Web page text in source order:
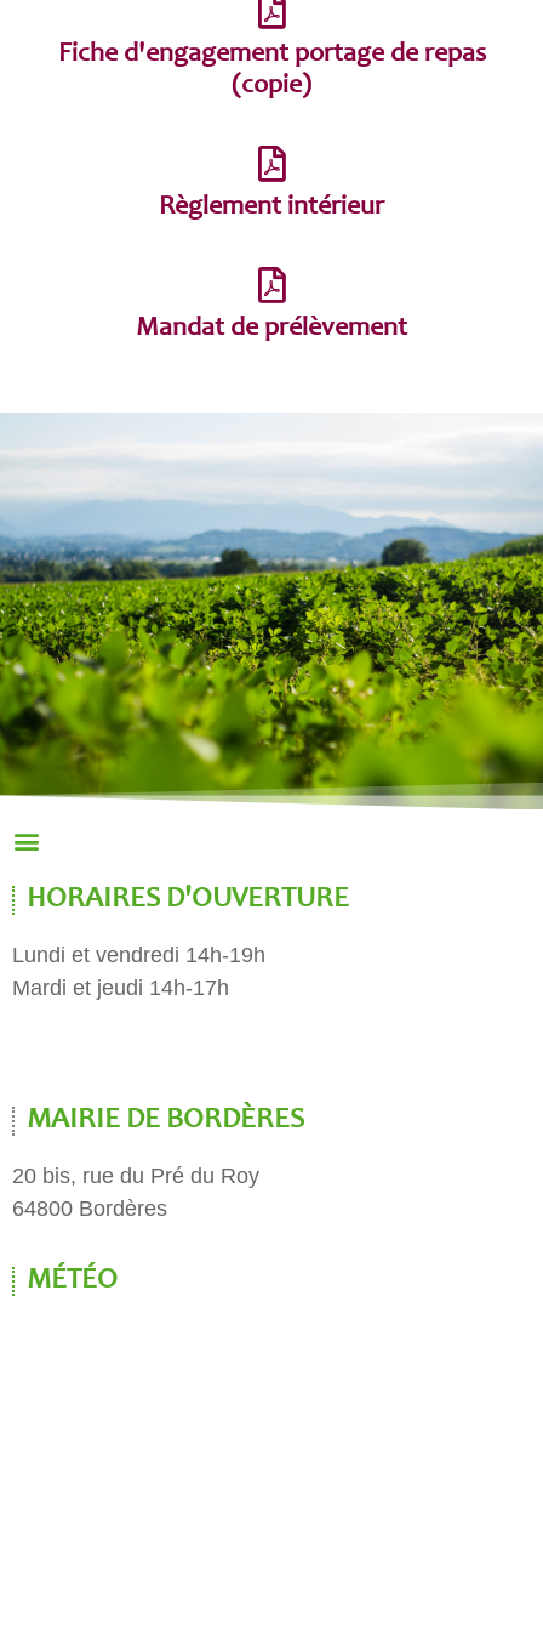
Fiche d'engagement portage de repas
(copie)
Règlement intérieur
Mandat de prélèvement
HORAIRES D'OUVERTURE
Lundi et vendredi 14h-19h
Mardi et jeudi 14h-17h
MAIRIE DE BORDÈRES
20 bis, rue du Pré du Roy
64800 Bordères
MÉTÉO